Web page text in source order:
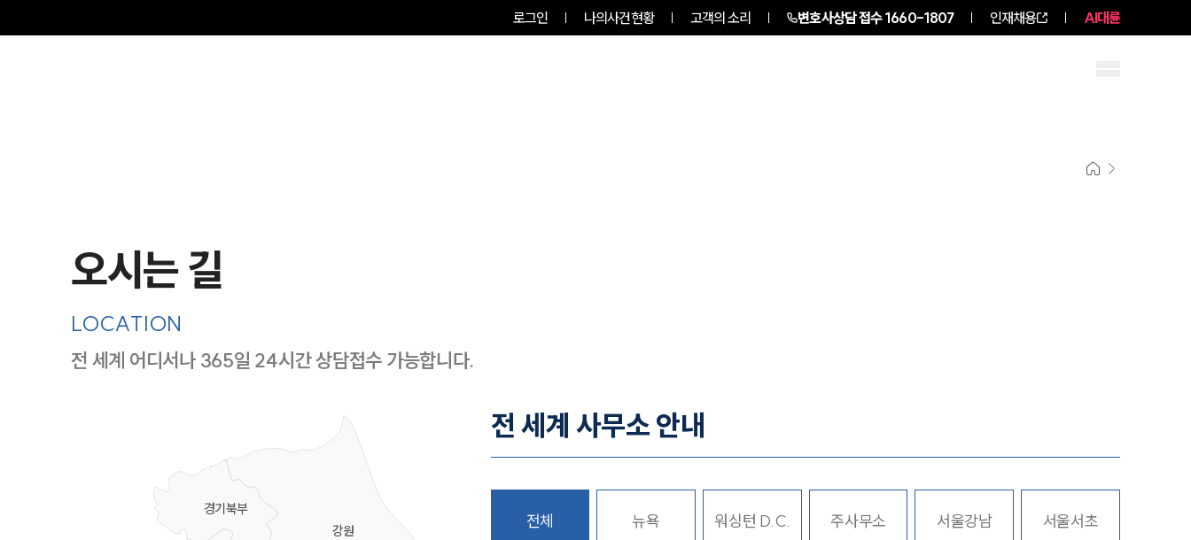
로그인 나의사건현황 고객의 소리 변호사상담 접수1660-1807 인재채용 AI대륜
주요 업무사례
사례분석/최신동향
오시는 길
LOCATION
전 세계 어디서나 365일 24시간 상담접수 가능합니다.
강원
경기북부
전 세계 사무소 안내
전체 뉴욕 워싱턴 D.C. 주사무소 서울강남 서울서초